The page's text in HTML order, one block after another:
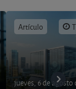
Artículo
jueves, 6 de agosto